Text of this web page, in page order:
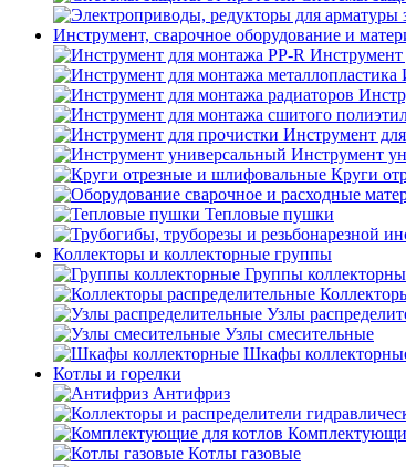
Инструмент, сварочное оборудование и
Инструмент
Инструмент
Инструмент
Круги
Тепловые пушки
Коллекторы и коллекторные группы
Группы
Узлы
Узлы смесительные
Шкафы
Котлы и горелки
Антифриз
Котлы газовые